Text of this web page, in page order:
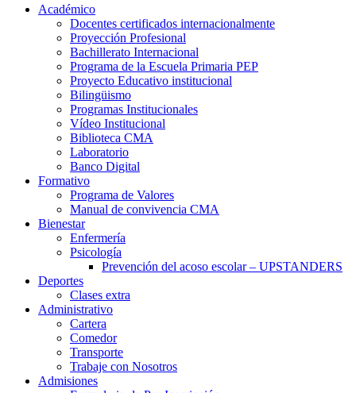
Académico
Docentes certificados internacionalmente
Proyección Profesional
Bachillerato Internacional
Programa de la Escuela Primaria PEP
Proyecto Educativo institucional
Bilingüismo
Programas Institucionales
Vídeo Institucional
Biblioteca CMA
Laboratorio
Banco Digital
Formativo
Programa de Valores
Manual de convivencia CMA
Bienestar
Enfermería
Psicología
Prevención del acoso escolar – UPSTANDERS
Deportes
Clases extra
Administrativo
Cartera
Comedor
Transporte
Trabaje con Nosotros
Admisiones